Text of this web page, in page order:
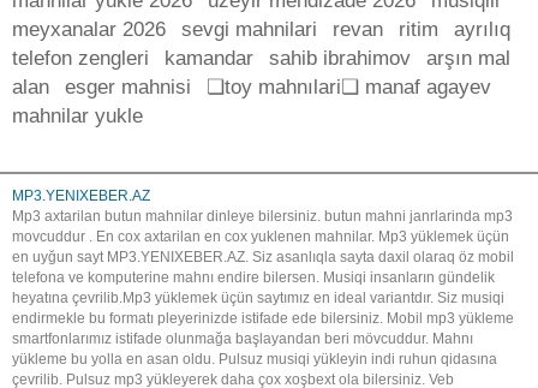
meyxanalar 2026
sevgi mahnilari revan ritim
ayrılıq
telefon zengleri
kamandar sahib ibrahimov
arşın mal
alan
esger mahnisi
❏toy mahnılari❏ manaf agayev
mahnilar yukle
MP3.YENIXEBER.AZ
Mp3 axtarilan butun mahnilar dinleye bilersiniz. butun mahni janrlarinda mp3
movcuddur . En cox axtarilan en cox yuklenen mahnilar. Mp3 yüklemek üçün
en uyğun sayt MP3.YENIXEBER.AZ. Siz asanlıqla sayta daxil olaraq öz mobil
telefona ve komputerine mahnı endire bilersen. Musiqi insanların gündelik
heyatına çevrilib.Mp3 yüklemek üçün saytımız en ideal variantdır. Siz musiqi
endirmekle bu formatı pleyerinizde istifade ede bilersiniz. Mobil mp3 yükleme
smartfonlarımız istifade olunmağa başlayandan beri mövcuddur. Mahnı
yükleme bu yolla en asan oldu. Pulsuz musiqi yükleyin indi ruhun qidasına
çevrilib. Pulsuz mp3 yükleyerek daha çox xoşbext ola bilersiniz. Veb